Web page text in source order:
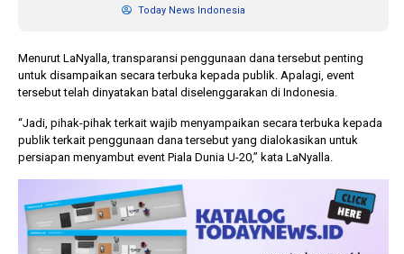
Today News Indonesia
Menurut LaNyalla, transparansi penggunaan dana tersebut penting
untuk disampaikan secara terbuka kepada publik. Apalagi, event
tersebut telah dinyatakan batal diselenggarakan di Indonesia.
“Jadi, pihak-pihak terkait wajib menyampaikan secara terbuka kepada
publik terkait penggunaan dana tersebut yang dialokasikan untuk
persiapan menyambut event Piala Dunia U-20,” kata LaNyalla.